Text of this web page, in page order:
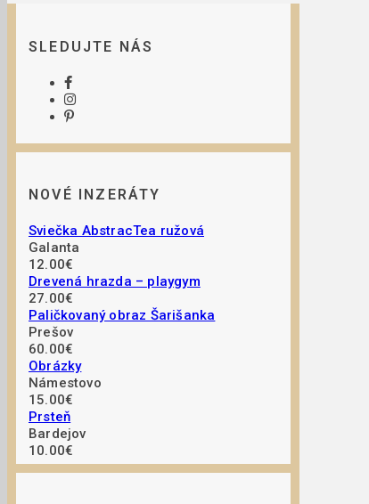
SLEDUJTE NÁS
NOVÉ INZERÁTY
Sviečka AbstracTea ružová
Galanta
12.00€
Drevená hrazda – playgym
27.00€
Paličkovaný obraz Šarišanka
Prešov
60.00€
Obrázky
Námestovo
15.00€
Prsteň
Bardejov
10.00€